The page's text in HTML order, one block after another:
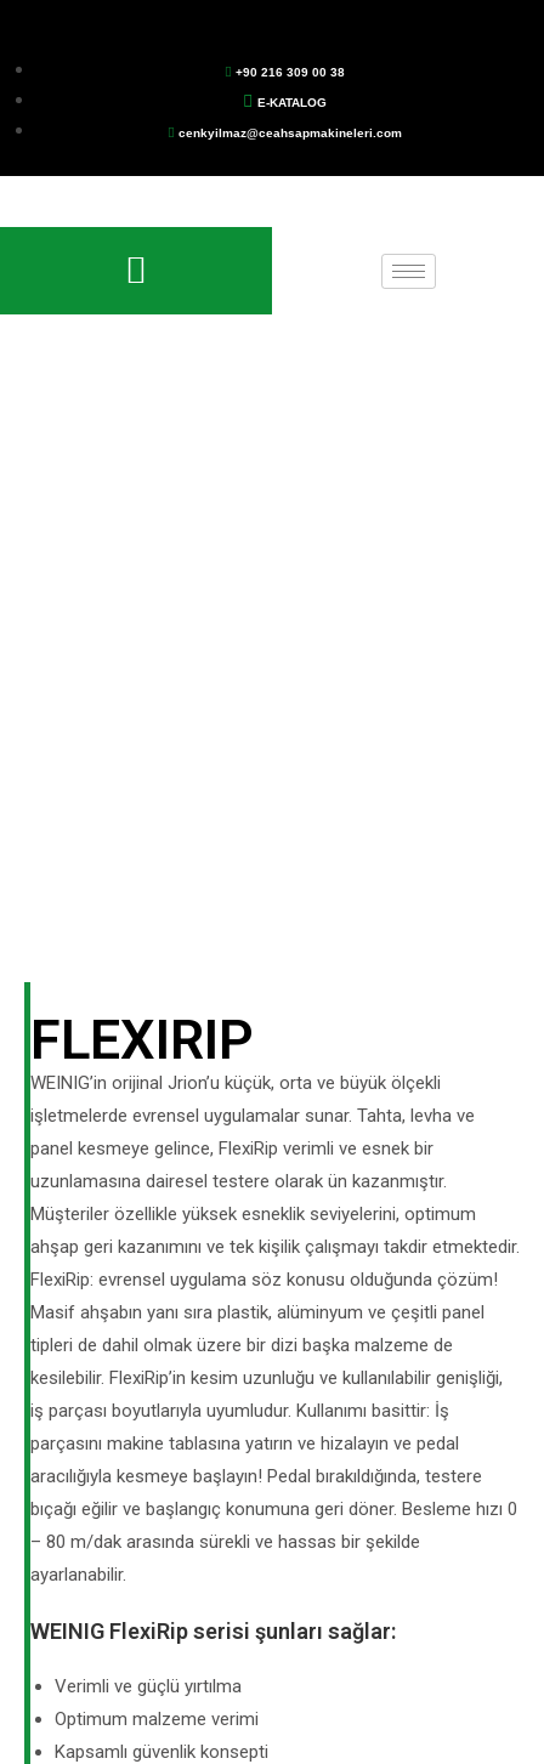
+90 216 309 00 38
E-KATALOG
cenkyilmaz@ceahsapmakineleri.com
FLEXIRIP
WEINIG’in orijinal Jrion’u küçük, orta ve büyük ölçekli
işletmelerde evrensel uygulamalar sunar. Tahta, levha ve
panel kesmeye gelince, FlexiRip verimli ve esnek bir
uzunlamasına dairesel testere olarak ün kazanmıştır.
Müşteriler özellikle yüksek esneklik seviyelerini, optimum
ahşap geri kazanımını ve tek kişilik çalışmayı takdir etmektedir.
FlexiRip: evrensel uygulama söz konusu olduğunda çözüm!
Masif ahşabın yanı sıra plastik, alüminyum ve çeşitli panel
tipleri de dahil olmak üzere bir dizi başka malzeme de
kesilebilir. FlexiRip’in kesim uzunluğu ve kullanılabilir genişliği,
iş parçası boyutlarıyla uyumludur. Kullanımı basittir: İş
parçasını makine tablasına yatırın ve hizalayın ve pedal
aracılığıyla kesmeye başlayın! Pedal bırakıldığında, testere
bıçağı eğilir ve başlangıç ​​konumuna geri döner. Besleme hızı 0
– 80 m/dak arasında sürekli ve hassas bir şekilde
ayarlanabilir.
WEINIG FlexiRip serisi şunları sağlar:
Verimli ve güçlü yırtılma
Optimum malzeme verimi
Kapsamlı güvenlik konsepti